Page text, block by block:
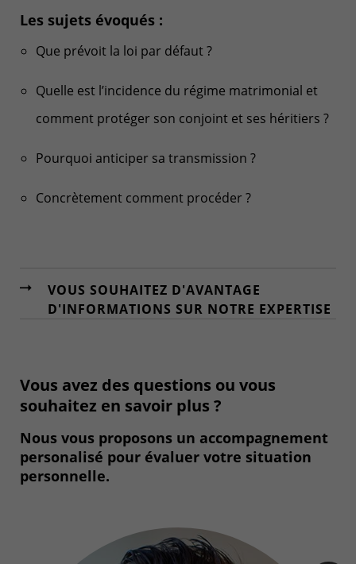
Les sujets évoqués :
Que prévoit la loi par défaut ?
Quelle est l’incidence du régime matrimonial et
comment protéger son conjoint et ses héritiers ?
Pourquoi anticiper sa transmission ?
Concrètement comment procéder ?
VOUS SOUHAITEZ D'AVANTAGE
D'INFORMATIONS SUR NOTRE EXPERTISE
Vous avez des questions ou vous
souhaitez en savoir plus ?
Nous vous proposons un accompagnement
personalisé pour évaluer votre situation
personnelle.